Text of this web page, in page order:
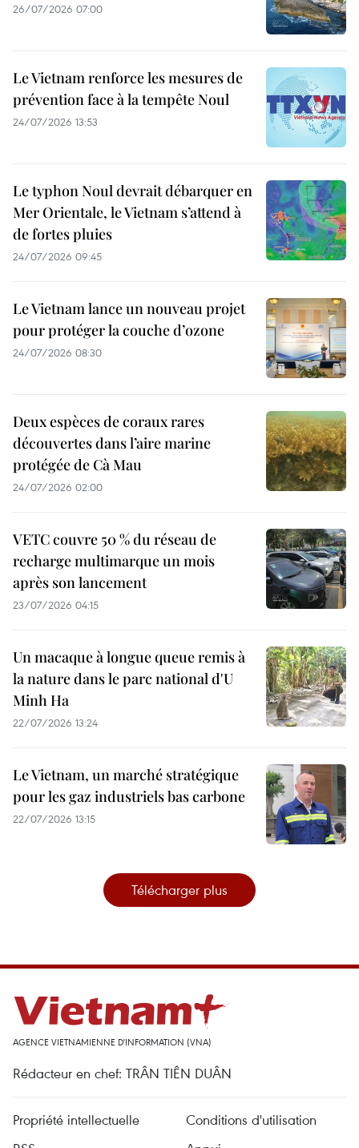
26/07/2026 07:00
Le Vietnam renforce les mesures de
prévention face à la tempête Noul
24/07/2026 13:53
Le typhon Noul devrait débarquer en
Mer Orientale, le Vietnam s’attend à
de fortes pluies
24/07/2026 09:45
Le Vietnam lance un nouveau projet
pour protéger la couche d’ozone
24/07/2026 08:30
Deux espèces de coraux rares
découvertes dans l’aire marine
protégée de Cà Mau
24/07/2026 02:00
VETC couvre 50 % du réseau de
recharge multimarque un mois
après son lancement
23/07/2026 04:15
Un macaque à longue queue remis à
la nature dans le parc national d'U
Minh Ha
22/07/2026 13:24
Le Vietnam, un marché stratégique
pour les gaz industriels bas carbone
22/07/2026 13:15
Télécharger plus
AGENCE VIETNAMIENNE D'INFORMATION (VNA)
Rédacteur en chef: TRÂN TIÊN DUÂN
Propriété intellectuelle
Conditions d'utilisation